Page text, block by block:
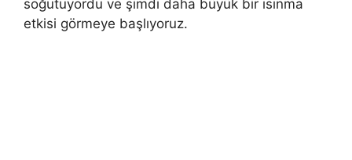
soğutuyordu ve şimdi daha büyük bir ısınma
etkisi görmeye başlıyoruz.